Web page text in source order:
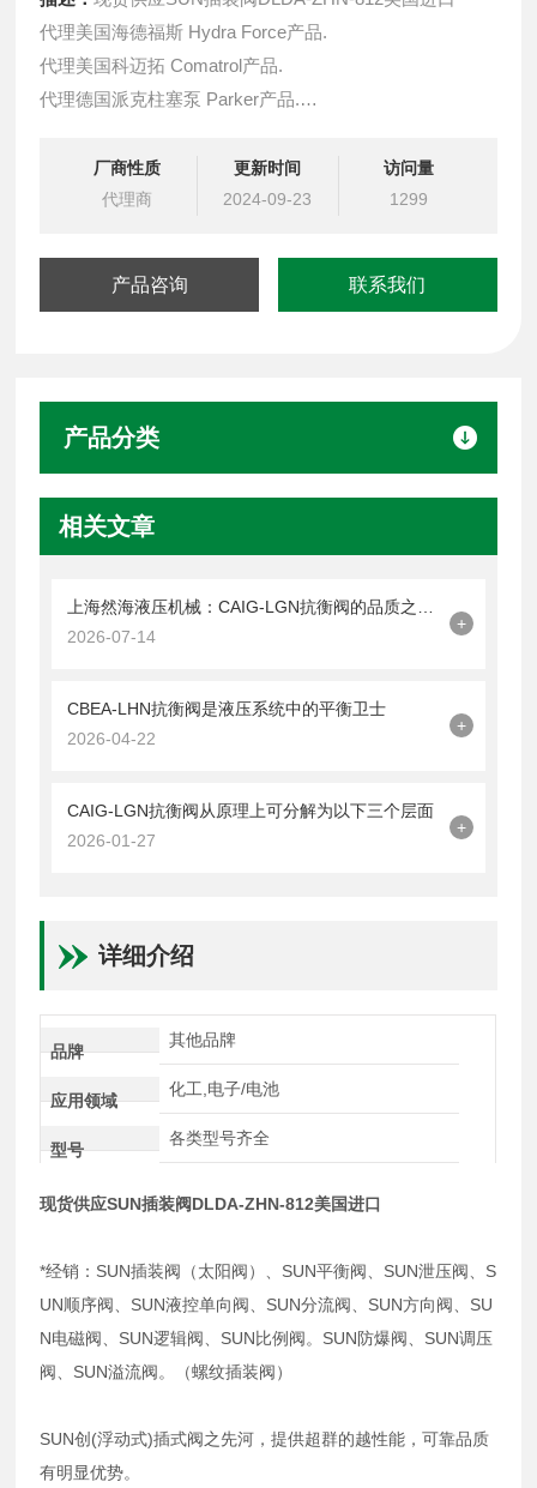
代理美国海德福斯 Hydra Force产品.
代理美国科迈拓 Comatrol产品.
代理德国派克柱塞泵 Parker产品.
液压油缸，经销力士乐、派克、中国台湾北部等液压元件
厂商性质
代理商
更新时间
2024-09-23
访问量
1299
产品咨询 联系我们
产品分类
相关文章
2026-07-14
+
CBEA-LHN抗衡阀是液压系统中的平衡卫士
2026-04-22
+
CAIG-LGN抗衡阀从原理上可分解为以下三个层面
2026-01-27
+
详细介绍
品牌
其他品牌
应用领域
化工,电子/电池
型号
各类型号齐全
现货供应SUN插装阀DLDA-ZHN-812美国进口
*经销：SUN插装阀（太阳阀）、SUN平衡阀、SUN泄压阀、S
UN顺序阀、SUN液控单向阀、SUN分流阀、SUN方向阀、SU
N电磁阀、SUN逻辑阀、SUN比例阀。SUN防爆阀、SUN调压
阀、SUN溢流阀。（螺纹插装阀）
SUN创(浮动式)插式阀之先河，提供超群的越性能，可靠品质
有明显优势。